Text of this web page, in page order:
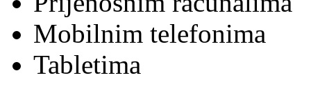
Mobilnim telefonima
Tabletima